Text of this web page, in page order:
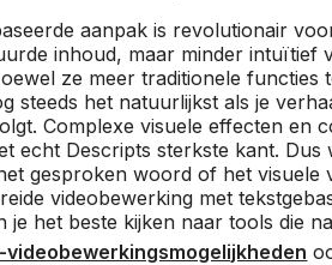
aanpak is revolutionair
inhoud, maar minder intuïtief
ze meer traditionele functies
steeds het natuurlijkst als je
Complexe visuele effecten en
echt Descripts sterkste kant. Dus
gesproken woord of het visuele
videobewerking met
je het beste kijken naar tools die
videobewerkingsmogelijkheden